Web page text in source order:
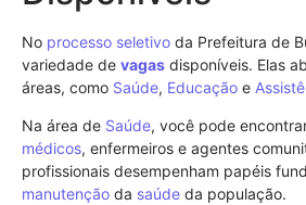
No processo seletivo da Prefeitura de
variedade de vagas disponíveis. Elas
áreas, como Saúde, Educação e
Na área de Saúde, você pode
médicos, enfermeiros e agentes
profissionais desempenham papéis
manutenção da saúde da população.